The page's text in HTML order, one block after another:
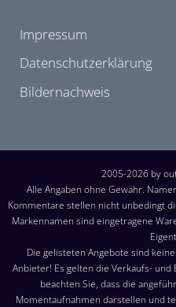
Impressum
Datenschutzerklärung
Bildernachweis
2005-2026 by
Alle Angaben ohne Gewähr.
Kommentare stellen nicht unbedingt
Markennamen sind eingetragene
Die gelisteten Angebote sind
Anbieter! Es gelten die Verkaufs-
beachten Sie, dass die
Momentaufnahmen darstellen und